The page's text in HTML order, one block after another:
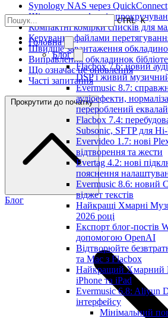
CTRL K
Головна
Блог
Flacbox 7.6: новий
DSP і живий музичний
Evermusic 8.7:
аудіоефекти,
перероблений
Flacbox 7.4:
Subsonic, SFTP для Hi-
Evervideo 1.7: нові
відтворення та жести
Evertag 4.2: нові
пояснення
Evermusic 8.6: новий
віджет текстів
Найкращі Хмарні
2026 році
Експорт блог-постів
допомогою OpenAI
Відтворюйте
та Mac з Flacbox
Найкращий Хмарний
iPhone та iPad
Evermusic 6.8: Aliyun
інтерфейсу
Мінімальний
Synology NAS через QuickConnect
Шість нових ефектів
Компактні комірки списків для
Керування файлами
Швидше завантаження
Виправлення обкладинок
Що означає це оновлення
Часті запитання
Прокрутити до початку
Блог